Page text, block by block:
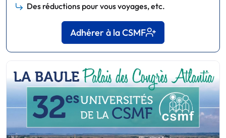
Des réductions pour vous voyages, etc.
Adhérer à la CSMF